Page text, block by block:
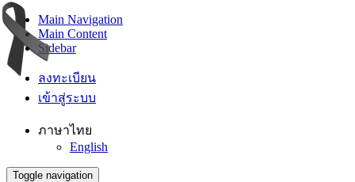
Main Navigation
Main Content
Sidebar
ลงทะเบียน
เข้าสู่ระบบ
ภาษาไทย
English
Toggle navigation